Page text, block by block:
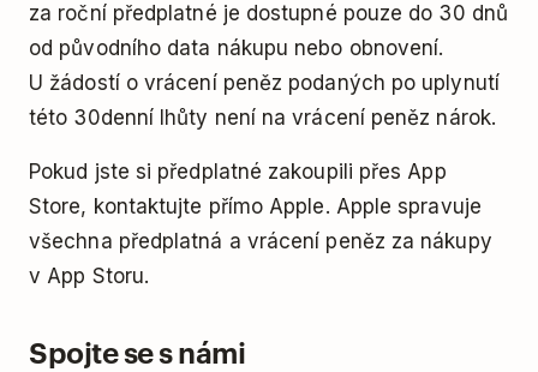
za roční předplatné je dostupné pouze do 30 dnů
od původního data nákupu nebo obnovení.
U žádostí o vrácení peněz podaných po uplynutí
této 30denní lhůty není na vrácení peněz nárok.
Pokud jste si předplatné zakoupili přes App
Store, kontaktujte přímo Apple. Apple spravuje
všechna předplatná a vrácení peněz za nákupy
v App Storu.
Spojte se s námi